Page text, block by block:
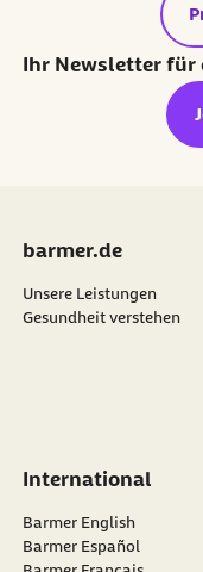
Ihr Newsletter für
barmer.de
Unsere Leistungen
Gesundheit verstehen
International
Barmer English
Barmer Español